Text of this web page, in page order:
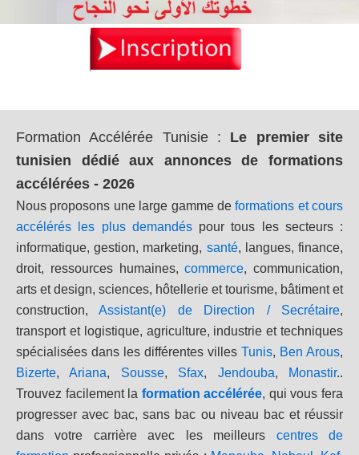
Formation Accélérée Tunisie: Le premier site
tunisien dédié aux annonces de formations
accélérées - 2026
Nous proposons une large gamme deformations et cours
accélérés les plus demandéspour tous les secteurs :
informatique, gestion, marketing, santé, langues, finance,
droit, ressources humaines,commerce, communication,
arts et design, sciences, hôtellerie et tourisme, bâtiment et
construction,Assistant(e) de Direction / Secrétaire,
transport et logistique, agriculture, industrie et techniques
spécialisées dans les différentes villes Tunis, Ben Arous,
Bizerte,Ariana, Sousse, Sfax, Jendouba, Monastir..
Trouvez facilement la formation accélérée, qui vous fera
progresser avec bac, sans bac ou niveau bac et réussir
dans votre carrière avec les meilleurs centres de